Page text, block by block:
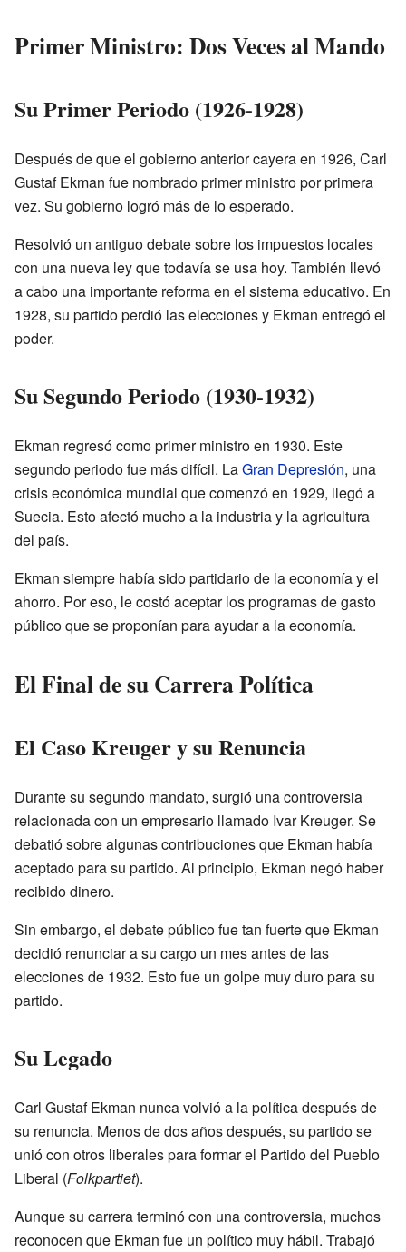
Primer Ministro: Dos Veces al Mando
Su Primer Periodo (1926-1928)
Después de que el gobierno anterior cayera en 1926, Carl
Gustaf Ekman fue nombrado primer ministro por primera
vez. Su gobierno logró más de lo esperado.
Resolvió un antiguo debate sobre los impuestos locales
con una nueva ley que todavía se usa hoy. También llevó
a cabo una importante reforma en el sistema educativo. En
1928, su partido perdió las elecciones y Ekman entregó el
poder.
Su Segundo Periodo (1930-1932)
Ekman regresó como primer ministro en 1930. Este
segundo periodo fue más difícil. LaGran Depresión, una
crisis económica mundial que comenzó en 1929, llegó a
Suecia. Esto afectó mucho a la industria y la agricultura
del país.
Ekman siempre había sido partidario de la economía y el
ahorro. Por eso, le costó aceptar los programas de gasto
público que se proponían para ayudar a la economía.
El Final de su Carrera Política
El Caso Kreuger y su Renuncia
Durante su segundo mandato, surgió una controversia
relacionada con un empresario llamado Ivar Kreuger. Se
debatió sobre algunas contribuciones que Ekman había
aceptado para su partido. Al principio, Ekman negó haber
recibido dinero.
Sin embargo, el debate público fue tan fuerte que Ekman
decidió renunciar a su cargo un mes antes de las
elecciones de 1932. Esto fue un golpe muy duro para su
partido.
Su Legado
Carl Gustaf Ekman nunca volvió a la política después de
su renuncia. Menos de dos años después, su partido se
unió con otros liberales para formar el Partido del Pueblo
Liberal (Folkpartiet).
Aunque su carrera terminó con una controversia, muchos
reconocen que Ekman fue un político muy hábil. Trabajó